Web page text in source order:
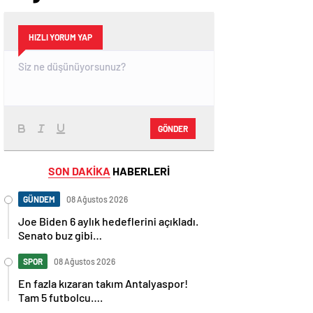
HIZLI YORUM YAP
GÖNDER
SON DAKİKA HABERLERİ
GÜNDEM 08 Ağustos 2026
Joe Biden 6 aylık hedeflerini açıkladı.
Senato buz gibi…
SPOR 08 Ağustos 2026
En fazla kızaran takım Antalyaspor!
Tam 5 futbolcu….